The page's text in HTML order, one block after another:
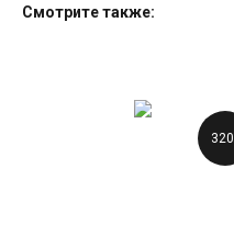
Смотрите также: